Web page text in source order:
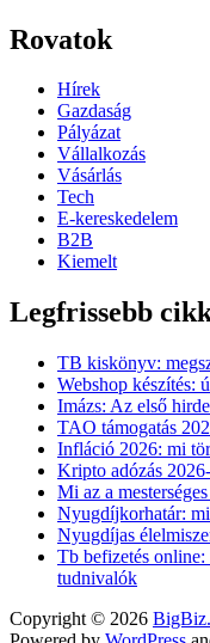
Rovatok
Hírek
Gazdaság
Pályázat
Vállalkozás
Vásárlás
Tech
E-kereskedelem
B2B
Kiemelt
Legfrissebb
TB kiskönyv:
Webshop készítés:
Imázs: Az első
TAO támogatás
Infláció 2026: mi
Kripto adózás
Mi az a
Nyugdíjkorhatár:
Nyugdíjas
Tb befizetés
tudnivalók
Copyright © 2026